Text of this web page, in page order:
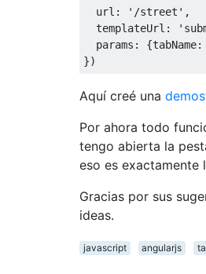
  url
: '/street' ,
  templateUrl
:
  params
: {tabName:
})
Aquí creé una
Por ahora todo
tengo abierta la
eso es exactamente
Gracias por sus
ideas.
javascript angularjs